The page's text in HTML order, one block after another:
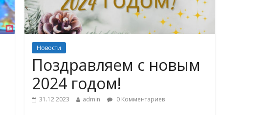
Новости
Поздравляем с новым
2024 годом!
31.12.2023 admin 0 Комментариев